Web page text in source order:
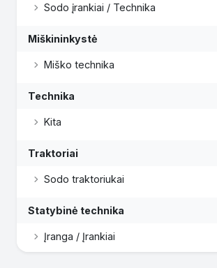
Sodo įrankiai / Technika
Miškininkystė
Miško technika
Technika
Kita
Traktoriai
Sodo traktoriukai
Statybinė technika
Įranga / Įrankiai